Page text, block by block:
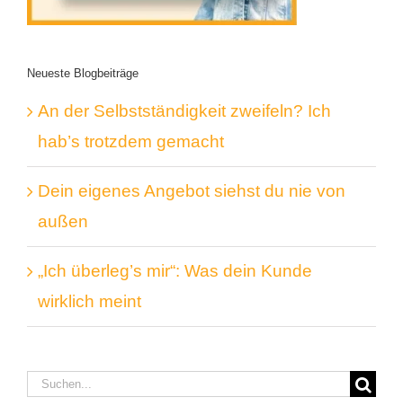
Neueste Blogbeiträge
An der Selbstständigkeit zweifeln? Ich
hab’s trotzdem gemacht
Dein eigenes Angebot siehst du nie von
außen
„Ich überleg’s mir“: Was dein Kunde
wirklich meint
Suche